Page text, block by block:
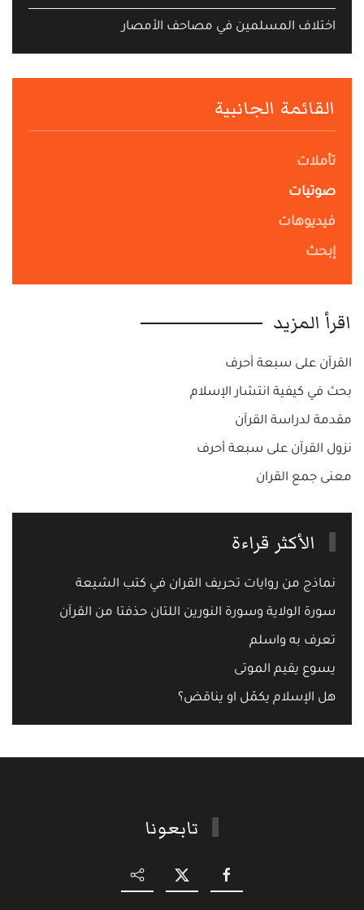
اختلاف المسلمين في مصاحف الأمصار
القائمة الجانبية
تأملات
صوتيات
فيديوهات
إبحث
اقرأ المزيد
القرآن على سبعة أحرف
بحث في كيفية انتشار الإسلام
مقدمة لدراسة القرآن
نزول القرآن على سبعة أحرف
معنى جمع القران
الأكثر قراءة
نماذج من روايات تحريف القران في كتب الشيعة
سورة الولاية وسورة النورين اللتان حذفتا من القرآن
تعرف به واسلم
يسوع يقيم الموتى
هل الإسلام يكمّل او يناقض؟
تابعونا